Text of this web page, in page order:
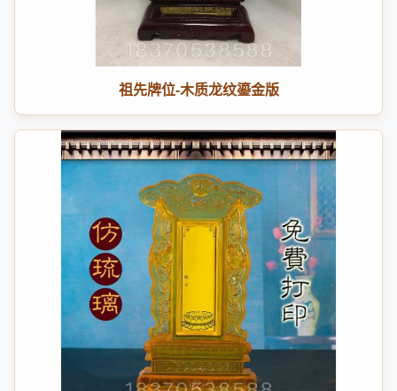
祖先牌位-木质龙纹鎏金版